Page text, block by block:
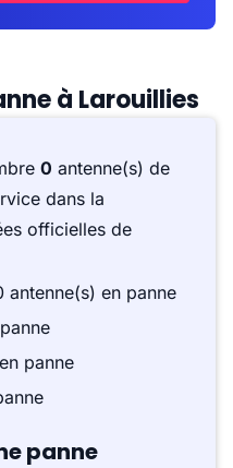
à Larouillies
0 antenne(s) de
dans la
officielles de
antenne(s) en panne
panne
panne